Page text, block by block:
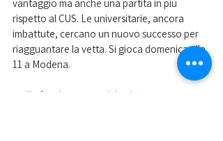
vantaggio ma anche una partita in più
rispetto al CUS. Le universitarie, ancora
imbattute, cercano un nuovo successo per
riagguantare la vetta. Si gioca domenica alle
11 a Modena.
Nella foto le ragazze del calcio a 5